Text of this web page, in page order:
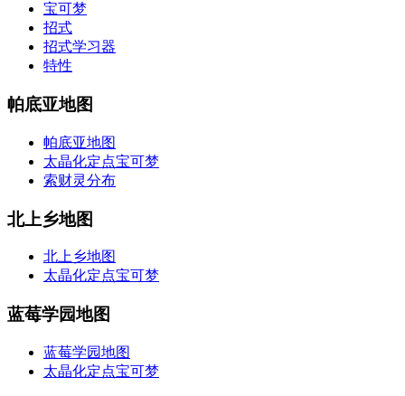
宝可梦
招式
招式学习器
特性
帕底亚地图
帕底亚地图
太晶化定点宝可梦
索财灵分布
北上乡地图
北上乡地图
太晶化定点宝可梦
蓝莓学园地图
蓝莓学园地图
太晶化定点宝可梦